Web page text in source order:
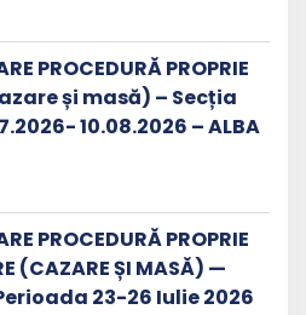
PROCEDURĂ PROPRIE
și masă) – Secția
10.08.2026 – ALBA
PROCEDURĂ PROPRIE
(CAZARE ȘI MASĂ) —
Perioada 23-26 Iulie 2026